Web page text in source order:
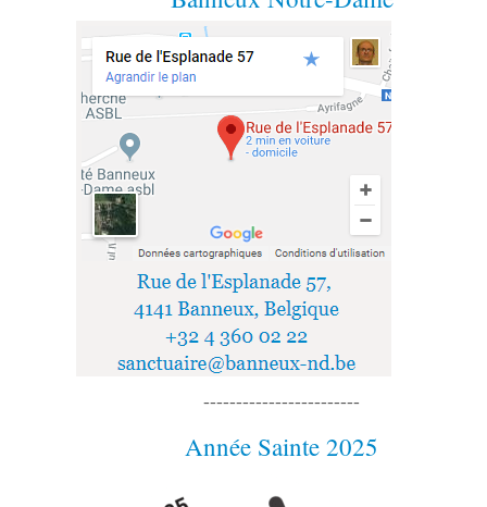
------------------------
Année Sainte 2025